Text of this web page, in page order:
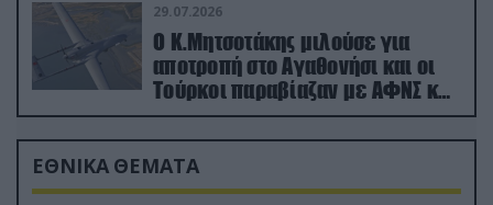
29.07.2026
Ο Κ.Μητσοτάκης μιλούσε για
αποτροπή στο Αγαθονήσι και οι
Τούρκοι παραβίαζαν με ΑΦΝΣ και
drone
ΕΘΝΙΚΑ ΘΕΜΑΤΑ